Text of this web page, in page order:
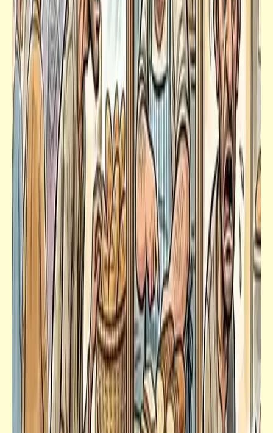
يلا"
سؤال
هل يقترف "إيمان البحر درويش" نفس خطأ
"محمد فوزي"؟ | أم يتراجع ويسلك طريق "عبد
الحليم حافظ"؟
قصص_نهاية العالم
الفصل الخامس (1) | نهاية العالم